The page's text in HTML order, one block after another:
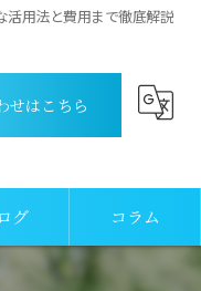
活用法と費用まで徹底解説
せはこちら
グ コラム